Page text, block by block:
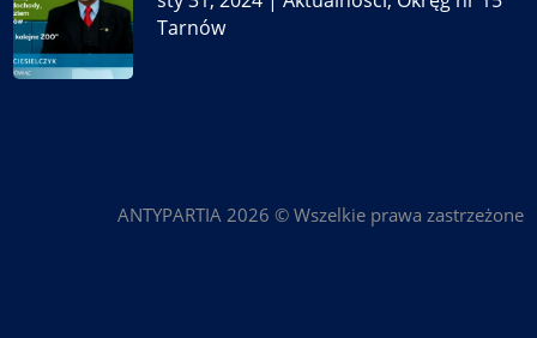
Tarnów
ANTYPARTIA 2026 © Wszelkie prawa zastrzeżone